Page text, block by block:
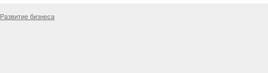
Развитие бизнеса